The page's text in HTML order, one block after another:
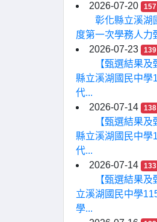
2026-07-20
157
彰化縣立溪湖
度第一次學務人力
2026-07-23
139
【甄選結果
縣立溪湖國民中學
代...
2026-07-14
138
【甄選結果
縣立溪湖國民中學
代...
2026-07-14
133
【甄選結果
立溪湖國民中學
學...